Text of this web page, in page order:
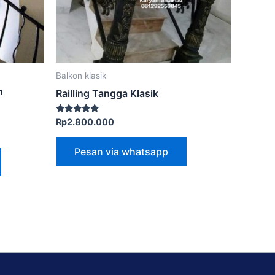
Balkon klasik
Railling Tangga Klasik
Dinilai
5.00
dari 5
Rp2.800.000
Pesan via whatsapp